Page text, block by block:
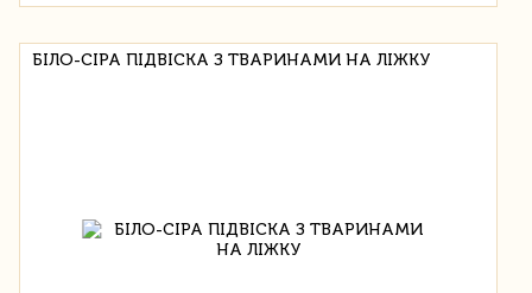
БІЛО-СІРА ПІДВІСКА З ТВАРИНАМИ НА ЛІЖКУ